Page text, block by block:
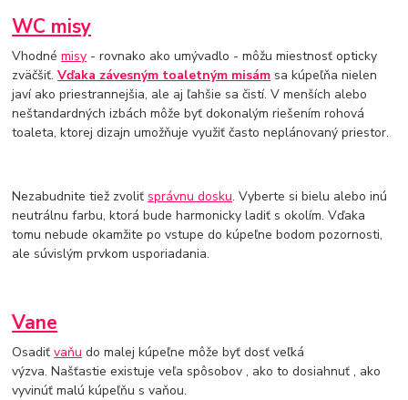
WC misy
Vhodnémisy - rovnako ako umývadlo - môžu miestnosť opticky
zväčšiť.Vďaka závesným toaletným misám sa kúpeľňa nielen
javí ako priestrannejšia, ale aj ľahšie sa čistí. V menších alebo
neštandardných izbách môže byť dokonalým riešením rohová
toaleta, ktorej dizajn umožňuje využiť často neplánovaný priestor.
Nezabudnite tiež zvoliťsprávnu dosku. Vyberte si bielu alebo inú
neutrálnu farbu, ktorá bude harmonicky ladiť s okolím. Vďaka
tomu nebude okamžite po vstupe do kúpeľne bodom pozornosti,
ale súvislým prvkom usporiadania.
Vane
Osadiťvaňu do malej kúpeľne môže byť dosť veľká
výzva. Našťastie existuje veľa spôsobov , ako to dosiahnuť , ako
vyvinúť malú kúpeľňu s vaňou.